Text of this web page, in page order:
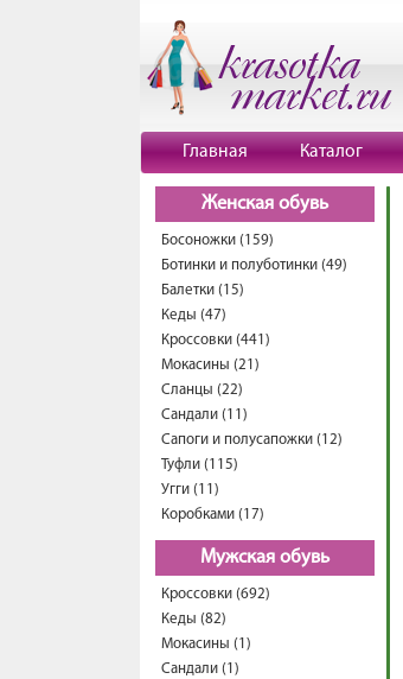
Главная Каталог
Женская обувь
Босоножки (159)
Ботинки и полуботинки (49)
Балетки (15)
Кеды (47)
Кроссовки (441)
Мокасины (21)
Сланцы (22)
Сандали (11)
Сапоги и полусапожки (12)
Туфли (115)
Угги (11)
Коробками (17)
Мужская обувь
Кроссовки (692)
Кеды (82)
Мокасины (1)
Сандали (1)